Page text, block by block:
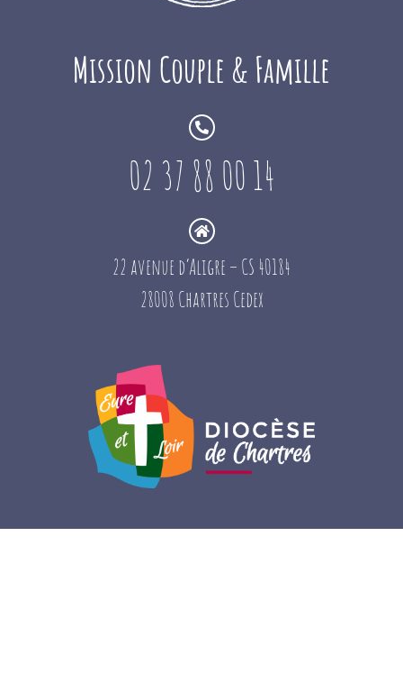
Mission Couple & Famille
02 37 88 00 14
22 avenue d’Aligre – CS 40184
28008 Chartres Cedex